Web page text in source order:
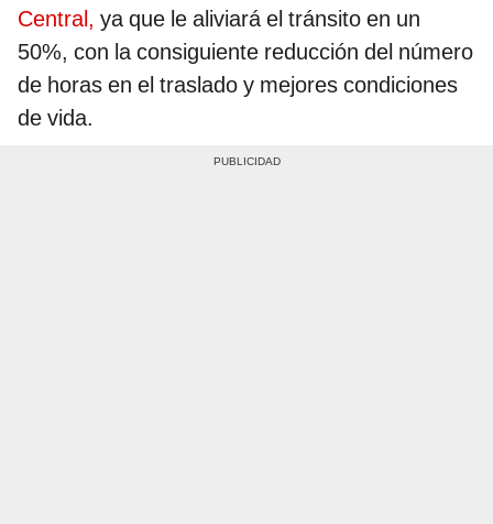
Central, ya que le aliviará el tránsito en un
50%, con la consiguiente reducción del número
de horas en el traslado y mejores condiciones
de vida.